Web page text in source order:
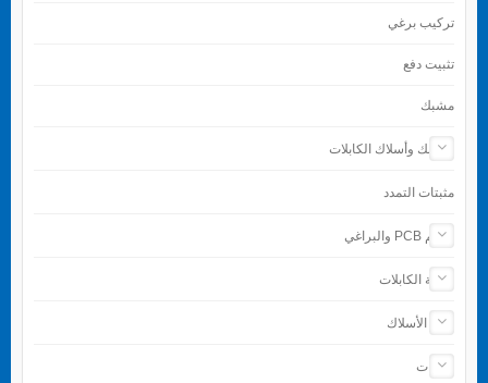
تركيب برغي
تثبيت دفع
مشبك
مشابك وأسلاك الكابلات
مثبتات التمدد
دعائم PCB والبراغي
حماية الكابلات
إنهاء الأسلاك
الأدوات